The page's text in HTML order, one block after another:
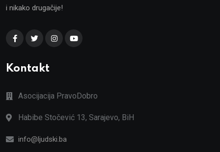
i nikako drugačije!
Kontakt
Asocijacija PravoDobro
Habibe Stočević 13, Sarajevo, BiH
info@ljudski.ba